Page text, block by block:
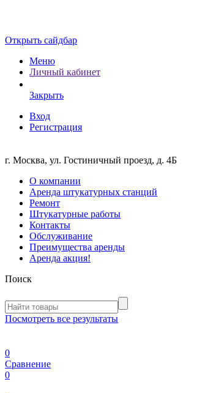
Открыть сайдбар
Меню
Личный кабинет
Закрыть
Вход
Регистрация
г. Москва, ул. Гостиничный проезд, д. 4Б
О компании
Аренда штукатурных станций
Ремонт
Штукатурные работы
Контакты
Обслуживание
Преимущества аренды
Аренда акция!
Поиск
Посмотреть все результаты
0
Сравнение
0